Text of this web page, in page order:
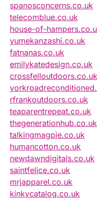
spanosconcerns.co.uk
telecomblue.co.uk
house-of-
yumekanzashi.co.uk
fatnanas.co.uk
emilykatedesign.co.uk
crossfelloutdoors.co.uk
rfrankoutdoors.co.uk
teaparentrepeat.co.uk
thegenerationhub.co.uk
talkingmagpie.co.uk
humancotton.co.uk
newdawndigitals.co.uk
saintfelice.co.uk
mrjapparel.co.uk
kinkycatalog.co.uk